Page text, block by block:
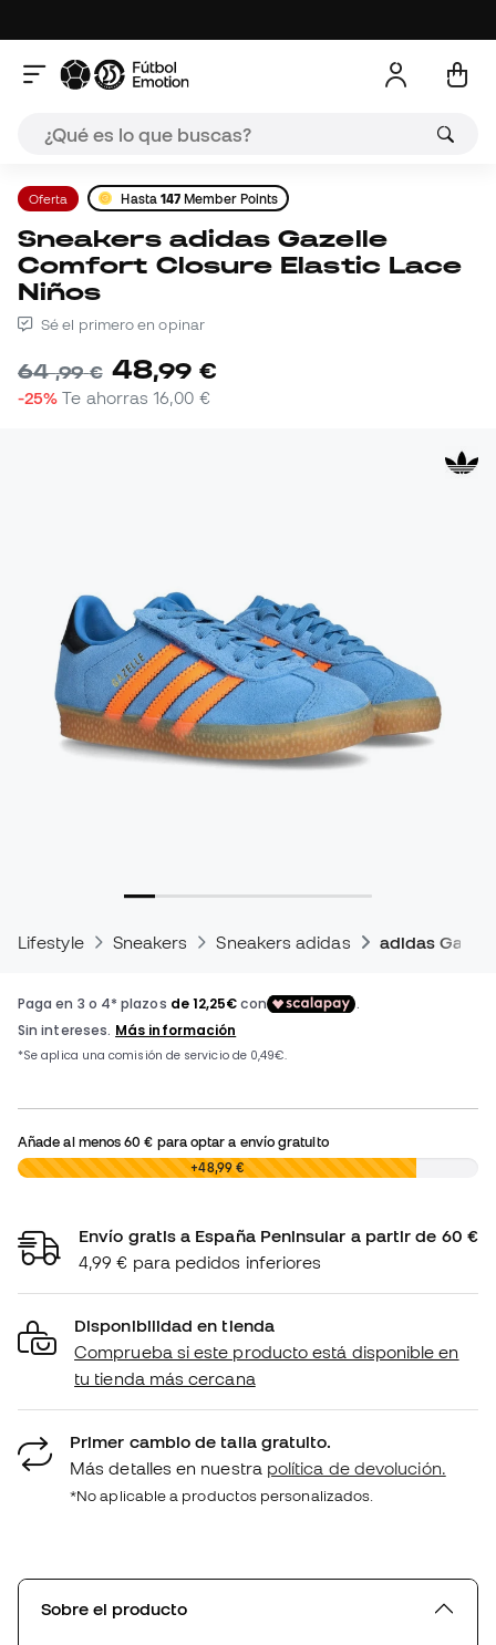
Oferta Hasta 147 Member Points
Sneakers adidas Gazelle
Comfort Closure Elastic Lace
Niños
Sé el primero en opinar
64,99 € 48,99 €
-25% Te ahorras16,00 €
Lifestyle Sneakers Sneakers adidas adidas
Añade al menos60 € para optar a envío gratuito
0,00 € +48,99 €
Envío gratis a España Peninsular a partir de 60 €
4,99 € para pedidos inferiores
Disponibilidad en tienda
Comprueba si este producto está disponible en
tu tienda más cercana
Primer cambio de talla gratuito.
Más detalles en nuestra política de devolución.
*No aplicable a productos personalizados.
Sobre el producto